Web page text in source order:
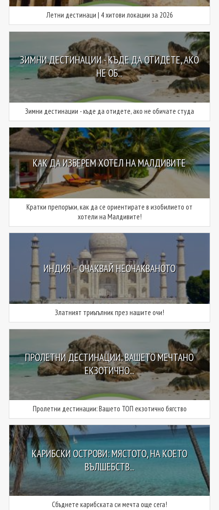
Летни дестинаци | 4 хитови локации за 2026
ЗИМНИ ДЕСТИНАЦИИ - КЪДЕ ДА ОТИДЕТЕ, АКО
НЕ ОБ...
Зимни дестинации - къде да отидете, ако не обичате студа
КАК ДА ИЗБЕРЕМ ХОТЕЛ НА МАЛДИВИТЕ
Кратки препоръки, как да се ориентирате в изобилието от
хотели на Малдивите!
ИНДИЯ – ОЧАКВАЙ НЕОЧАКВАНОТО
Златният триъгълник през нашите очи!
ПРОЛЕТНИ ДЕСТИНАЦИИ: ВАШЕТО МЕЧТАНО
ЕКЗОТИЧНО...
Пролетни дестинации: Вашето ТОП екзотично бягство
КАРИБСКИ ОСТРОВИ: МЯСТОТО, НА КОЕТО
ВЪЛШЕБСТВ...
Сбъднете карибската си мечта още сега!